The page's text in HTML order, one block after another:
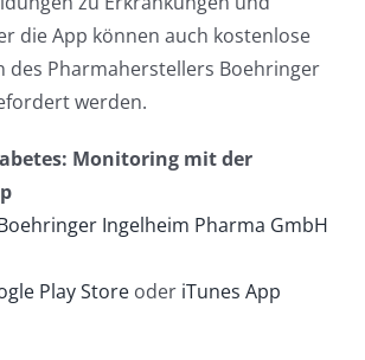
die App können auch kostenlose
des Pharmaherstellers Boehringer
werden.
Monitoring mit der
Ingelheim Pharma GmbH
Play Store oder iTunes App